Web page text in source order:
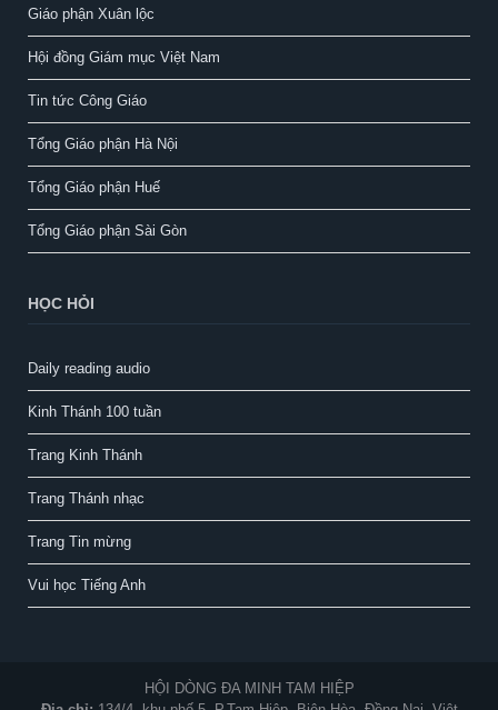
Giáo phận Xuân lộc
Hội đồng Giám mục Việt Nam
Tin tức Công Giáo
Tổng Giáo phận Hà Nội
Tổng Giáo phận Huế
Tổng Giáo phận Sài Gòn
HỌC HỎI
Daily reading audio
Kinh Thánh 100 tuần
Trang Kinh Thánh
Trang Thánh nhạc
Trang Tin mừng
Vui học Tiếng Anh
HỘI DÒNG ĐA MINH TAM HIỆP